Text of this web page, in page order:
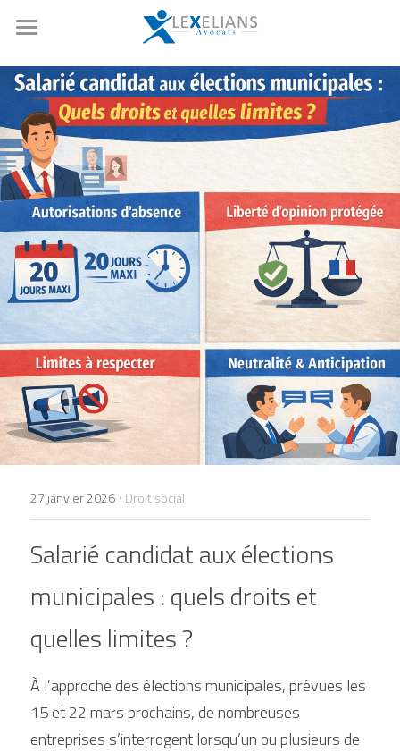
Expertises
Opérations de marchés
Droit boursier et corporate
Fusion-acquisition
Private equity
Droit social
Droit de la copropriété
Notre équipe
Références
Actualités
Nous rejoindre
Ressources
Contact
Rechercher
+33 1 77 32 65 86
contact@lexelians.com
Contact
27 janvier 2026 · Droit social
Salarié candidat aux élections
municipales : quels droits et
quelles limites ?
À l’approche des élections municipales, prévues les
15 et 22 mars prochains, de nombreuses
entreprises s’interrogent lorsqu’un ou plusieurs de